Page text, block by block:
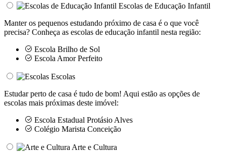
Escolas de Educação Infantil
Manter os pequenos estudando próximo de casa é o que você
precisa? Conheça as escolas de educação infantil nesta região:
Escola Brilho de Sol
Escola Amor Perfeito
Escolas
Estudar perto de casa é tudo de bom! Aqui estão as opções de
escolas mais próximas deste imóvel:
Escola Estadual Protásio Alves
Colégio Marista Conceição
Arte e Cultura